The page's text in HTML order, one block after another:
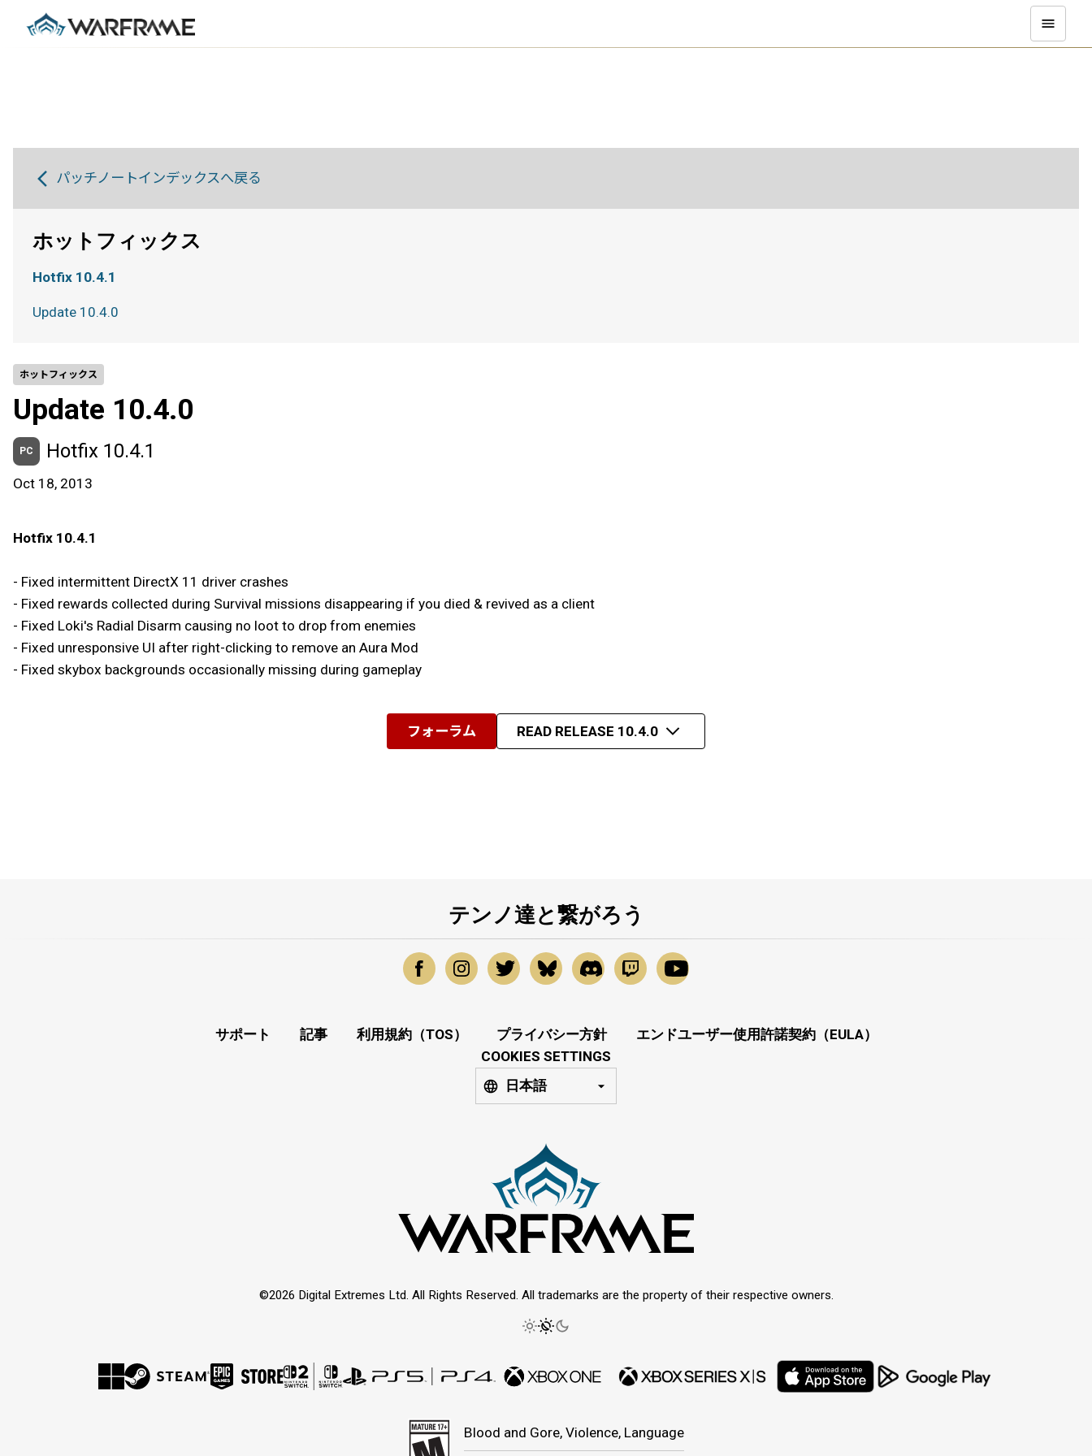
ホットフィックス
Update 10.4.0
PC Hotfix 10.4.1
Oct 18, 2013
Hotfix 10.4.1
- Fixed intermittent DirectX 11 driver crashes
- Fixed rewards collected during Survival missions disappearing if you died & revived as a client
- Fixed Loki's Radial Disarm causing no loot to drop from enemies
- Fixed unresponsive UI after right-clicking to remove an Aura Mod
- Fixed skybox backgrounds occasionally missing during gameplay
フォーラム READ RELEASE 10.4.0
パッチノートインデックスへ戻る
ホットフィックス
Hotfix 10.4.1
Update 10.4.0
テンノ達と繋がろう
サポート 記事 利用規約（TOS） プライバシー方針
エンドユーザー使用許諾契約（EULA）
COOKIES SETTINGS
日本語
©2026 Digital Extremes Ltd. All Rights Reserved. All trademarks are the property of their respective owners.
Blood and Gore, Violence, Language